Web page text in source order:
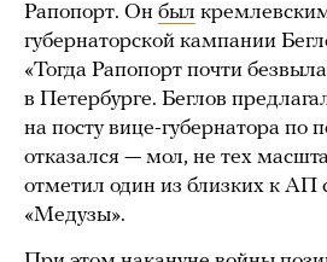
Рапопорт. Он был
губернаторской кампании
«Тогда Рапопорт почти
в Петербурге. Беглов
на посту вице-губернатора по
отказался — мол, не тех
отметил один из близких к АП
«Медузы».